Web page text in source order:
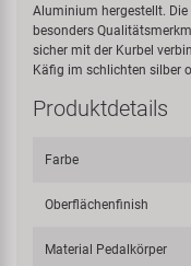
Aluminium hergestellt.
besonders
sicher mit der Kurbel
Käfig im schlichten silber
Produktdetails
Farbe
Oberflächenfinish
Material Pedalkörper